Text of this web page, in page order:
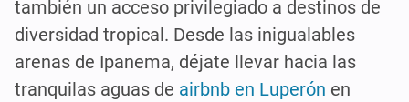
también un acceso privilegiado a destinos de
diversidad tropical. Desde las inigualables
arenas de Ipanema, déjate llevar hacia las
tranquilas aguas de airbnb en Luperón en